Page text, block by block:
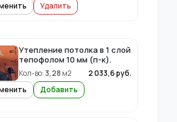
Удалить
Утепление потолка в 1 слой
тепофолом 10 мм (п-к).
Кол-во: 3,28 м2 2 033,6руб.
Добавить